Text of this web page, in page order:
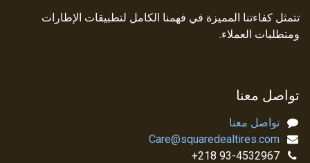
تتمثل كفاءتنا المميزة في فهمنا الكامل لتطبيقات الإطارات
ومتطلبات العملاء.
تواصل معنا
تواصل معنا
Care@squaredealtires.com
93-4532967 218+